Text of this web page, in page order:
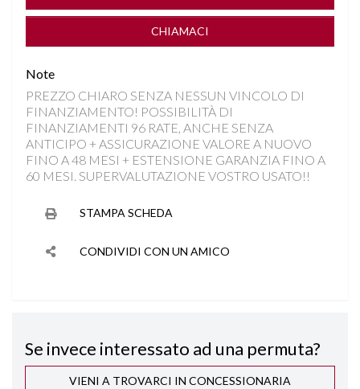
FENDINEBBIA LED
HILL DESCENT CONTROL
INGRESSI USB
KEYLESS GO
CHIAMACI
Note
PREZZO CHIARO SENZA NESSUN VINCOLO DI
FINANZIAMENTO! POSSIBILITÀ DI
FINANZIAMENTI 96 RATE, ANCHE SENZA
ANTICIPO + ASSICURAZIONE VALORE A NUOVO
FINO A 48 MESI + ESTENSIONE GARANZIA FINO A
60 MESI. SUPERVALUTAZIONE VOSTRO USATO!!
STAMPA SCHEDA
CONDIVIDI CON UN AMICO
Se invece interessato ad una permuta?
VIENI A TROVARCI IN CONCESSIONARIA